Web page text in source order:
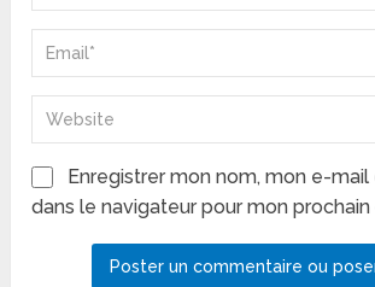
Enregistrer mon nom, mon e-
dans le navigateur pour mon